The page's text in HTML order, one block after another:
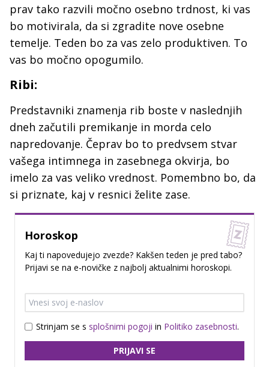
prav tako razvili močno osebno trdnost, ki vas
bo motivirala, da si zgradite nove osebne
temelje. Teden bo za vas zelo produktiven. To
vas bo močno opogumilo.
Ribi:
Predstavniki znamenja rib boste v naslednjih
dneh začutili premikanje in morda celo
napredovanje. Čeprav bo to predvsem stvar
vašega intimnega in zasebnega okvirja, bo
imelo za vas veliko vrednost. Pomembno bo, da
si priznate, kaj v resnici želite zase.
Horoskop
Kaj ti napovedujejo zvezde? Kakšen teden je pred tabo?
Prijavi se na e-novičke z najbolj aktualnimi horoskopi.
Strinjam se s splošnimi pogoji in Politiko zasebnosti.
PRIJAVI SE